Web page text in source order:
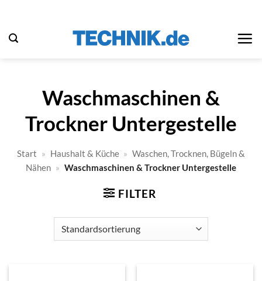
springen
Waschmaschinen &
Trockner Untergestelle
Start » Haushalt & Küche » Waschen, Trocknen, Bügeln &
Nähen » Waschmaschinen & Trockner Untergestelle
FILTER